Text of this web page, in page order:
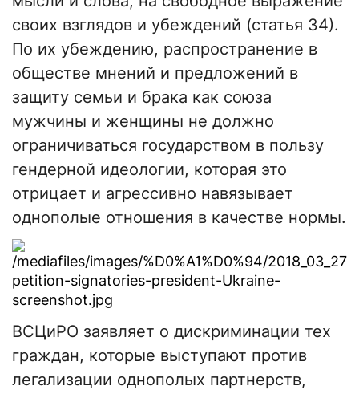
своих взглядов и убеждений (статья 34).
По их убеждению, распространение в
обществе мнений и предложений в
защиту семьи и брака как союза
мужчины и женщины не должно
ограничиваться государством в пользу
гендерной идеологии, которая это
отрицает и агрессивно навязывает
однополые отношения в качестве нормы.
ВСЦиРО заявляет о дискриминации тех
граждан, которые выступают против
легализации однополых партнерств,